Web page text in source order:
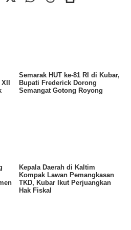
Semarak HUT ke-81 RI di Kubar,
Bupati Frederick Dorong
Semangat Gotong Royong
Kepala Daerah di Kaltim
Kompak Lawan Pemangkasan
TKD, Kubar Ikut Perjuangkan
Hak Fiskal